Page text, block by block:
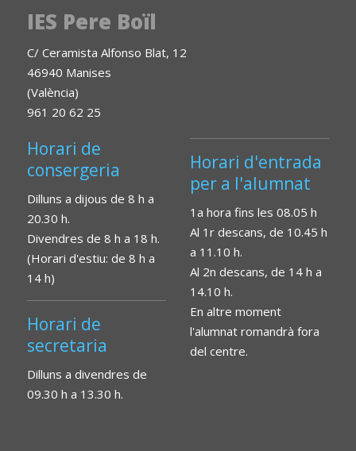
IES Pere Boïl
C/ Ceramista Alfonso Blat, 12
46940 Manises
(València)
961 20 62 25
Horari de
consergeria
Dilluns a dijous de 8 h a
20.30 h.
Divendres de 8 h a 18 h.
(Horari d'estiu: de 8 h a
14 h)
Horari de
secretaria
Dilluns a divendres de
09.30 h a 13.30 h.
Horari d'entrada
per a l'alumnat
1a hora fins les 08.05 h
Al 1r descans, de 10.45 h
a 11.10 h.
Al 2n descans, de 14 h a
14.10 h.
En altre moment
l'alumnat romandrà fora
del centre.